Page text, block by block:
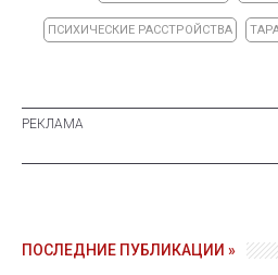
ПСИХИЧЕСКИЕ РАССТРОЙСТВА
ПОСЛЕДНИЕ ПУБЛИКАЦИИ »